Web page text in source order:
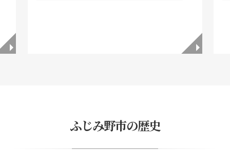
◥ ◥
ふじみ野市の歴史